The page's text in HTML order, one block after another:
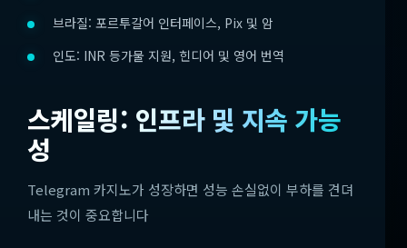
브라질: 포르투갈어 인터페이스, Pix 및 암
인도: INR 등가물 지원, 힌디어 및 영어 번역
스케일링: 인프라 및 지속 가능
성
Telegram 카지노가 성장하면 성능 손실없이 부하를 견뎌
내는 것이 중요합니다